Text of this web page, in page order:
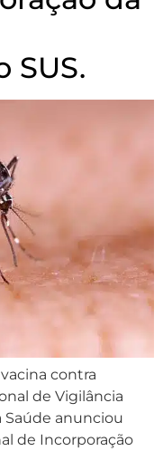
SUS.
contra
de Vigilância
Saúde anunciou
de Incorporação